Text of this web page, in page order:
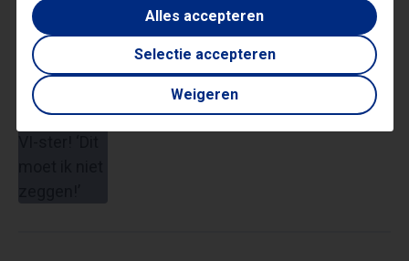
PowCast: Ben van der Burg aan de
dr*gs met VI-ster! ‘Dit moet ik niet
zeggen!’
Alles accepteren
Selectie accepteren
Weigeren